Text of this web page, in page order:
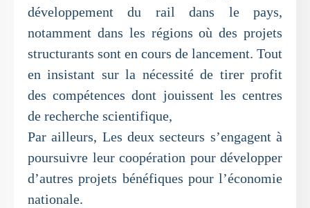
développement du rail dans le pays,
notamment dans les régions où des projets
structurants sont en cours de lancement. Tout
en insistant sur la nécessité de tirer profit
des compétences dont jouissent les centres
de recherche scientifique,
Par ailleurs, Les deux secteurs s’engagent à
poursuivre leur coopération pour développer
d’autres projets bénéfiques pour l’économie
nationale.